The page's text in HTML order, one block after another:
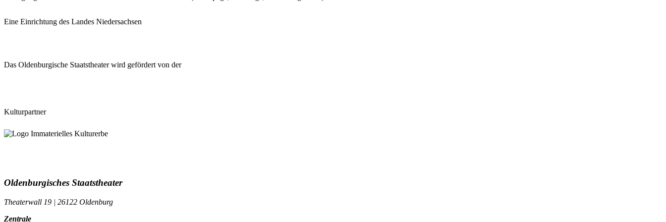
Eine Einrichtung des Landes Niedersachsen
Das Oldenburgische Staatstheater wird gefördert von der
Kulturpartner
Oldenburgisches Staatstheater
Theaterwall 19 | 26122 Oldenburg
Zentrale